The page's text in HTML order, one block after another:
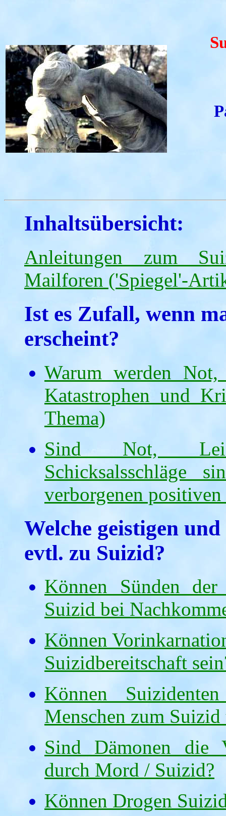
Inhaltsübersicht:
Anleitungen zum
Mailforen ('Spiegel'-
Ist es Zufall, wenn
erscheint?
Warum werden
Katastrophen und
Thema)
Sind Not,
Schicksalsschläge
verborgenen
Welche geistigen
evtl. zu Suizid?
Können Sünden
Suizid bei
Können
Suizidbereitschaft
Können
Menschen zum Suizid
Sind Dämonen die
durch Mord / Suizid?
Können Drogen